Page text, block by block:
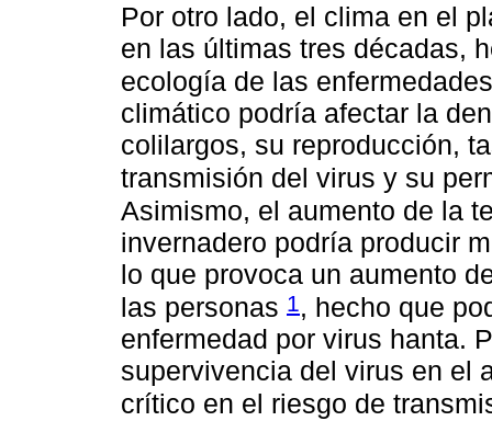
Por otro lado, el clima en el
en las últimas tres décadas,
ecología de las
climático podría afectar la
colilargos, su reproducción,
transmisión del virus y su
Asimismo, el aumento de la
invernadero podría producir
lo que provoca un aumento
las personas 1, hecho que
enfermedad por virus hanta.
supervivencia del virus en el
crítico en el riesgo de